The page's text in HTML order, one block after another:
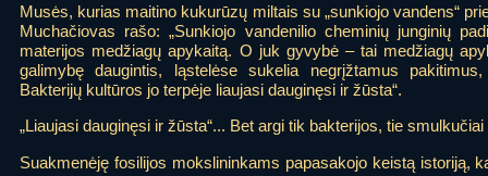
Musės, kurias maitino kukurūzų miltais su „sunkiojo vandens“
Muchačiovas rašo: „Sunkiojo vandenilio cheminių junginių
materijos medžiagų apykaitą. O juk gyvybė – tai medžiagų
galimybę daugintis, ląstelėse sukelia negrįžtamus
Bakterijų kultūros jo terpėje liaujasi dauginęsi ir žūsta“.
„Liaujasi dauginęsi ir žūsta“... Bet argi tik bakterijos, tie smulkučiai
Suakmenėję fosilijos mokslininkams papasakojo keistą istoriją,